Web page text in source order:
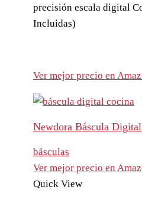
precisión escala digital
Incluidas)
Ver mejor precio en
Newdora Báscula Digital
básculas
Ver mejor precio en
Quick View